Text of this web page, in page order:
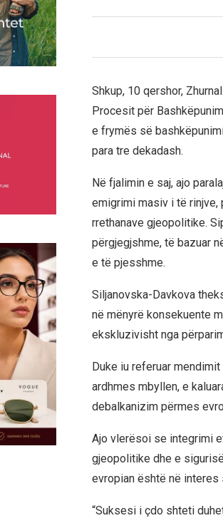
Shkup, 10 qershor,
Procesit për
e frymës së
para tre dekadash.
Në fjalimin e saj, ajo
emigrimi masiv i të
rrethanave gjeopolitike.
përgjegjshme, të bazuar
e të pjesshme.
Siljanovska-Davkova
në mënyrë konsekuente
ekskluzivisht nga
Duke iu referuar
ardhmes mbyllen, e
debalkanizim përmes
Ajo vlerësoi se integrimi
gjeopolitike dhe e
evropian është në interes
“Suksesi i çdo shteti